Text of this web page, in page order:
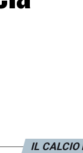
IL CALCIO